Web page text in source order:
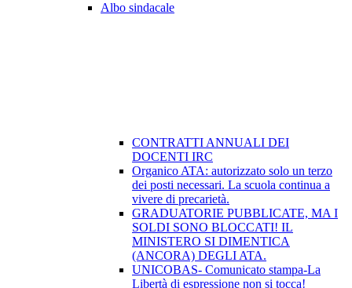
Albo sindacale
CONTRATTI ANNUALI DEI
DOCENTI IRC
Organico ATA: autorizzato solo un terzo
dei posti necessari. La scuola continua a
vivere di precarietà.
GRADUATORIE PUBBLICATE, MA I
SOLDI SONO BLOCCATI! IL
MINISTERO SI DIMENTICA
(ANCORA) DEGLI ATA.
UNICOBAS- Comunicato stampa-La
Libertà di espressione non si tocca!